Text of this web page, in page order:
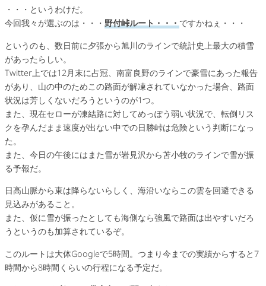
・・・というわけだ。
今回我々が選ぶのは・・・ 野付峠ルート・・・ですかねぇ・・・
というのも、数日前に夕張から旭川のラインで統計史上最大の積雪
があったらしい。
Twitter上では12月末に占冠、南富良野のラインで豪雪にあった報告
があり、山の中のためこの路面が解凍されていなかった場合、路面
状況は芳しくないだろうというのが1つ。
また、現在セローが凍結路に対してめっぽう弱い状況で、転倒リス
クを孕んだまま速度が出ない中での日勝峠は危険という判断になっ
た。
また、今日の午後にはまた雪が岩見沢から苫小牧のラインで雪が振
る予報だ。
日高山脈から東は降らないらしく、海沿いならこの雲を回避できる
見込みがあること。
また、仮に雪が振ったとしても海側なら強風で路面は出やすいだろ
うというのも加算されているぞ。
このルートは大体Googleで5時間。つまり今までの実績からすると7
時間から8時間くらいの行程になる予定だ。